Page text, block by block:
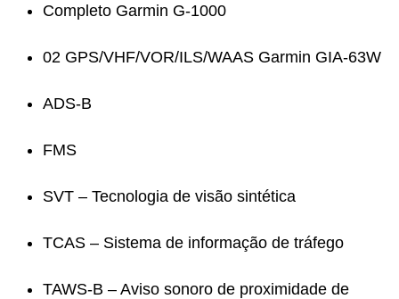
Completo Garmin G-1000
02 GPS/VHF/VOR/ILS/WAAS Garmin GIA-63W
ADS-B
FMS
SVT – Tecnologia de visão sintética
TCAS – Sistema de informação de tráfego
TAWS-B – Aviso sonoro de proximidade de